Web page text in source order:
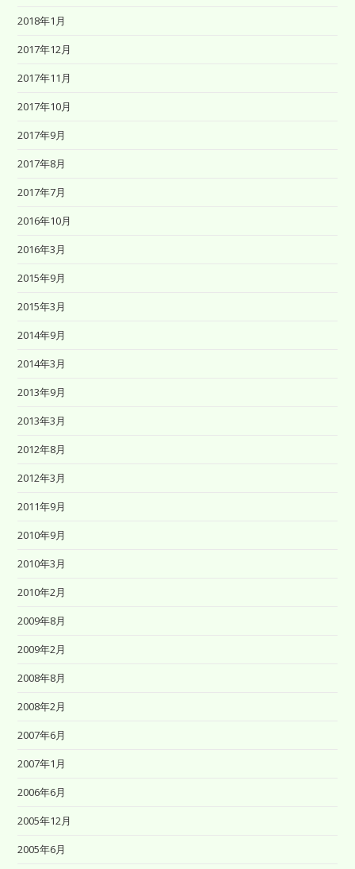
2018年1月
2017年12月
2017年11月
2017年10月
2017年9月
2017年8月
2017年7月
2016年10月
2016年3月
2015年9月
2015年3月
2014年9月
2014年3月
2013年9月
2013年3月
2012年8月
2012年3月
2011年9月
2010年9月
2010年3月
2010年2月
2009年8月
2009年2月
2008年8月
2008年2月
2007年6月
2007年1月
2006年6月
2005年12月
2005年6月